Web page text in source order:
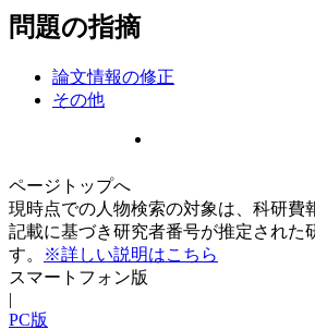
問題の指摘
論文情報の修正
その他
ページトップへ
現時点での人物検索の対象は、科研費
記載に基づき研究者番号が推定された
す。
※詳しい説明はこちら
スマートフォン版
|
PC版